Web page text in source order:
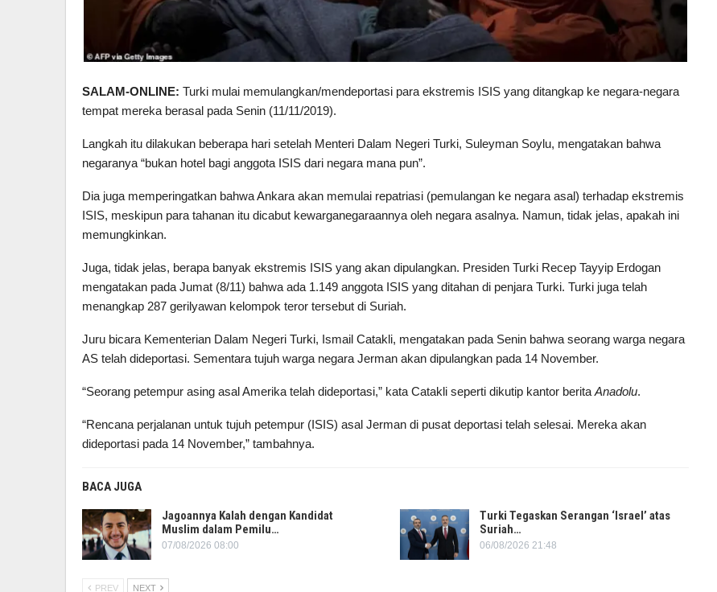
SALAM-ONLINE: Turki mulai memulangkan/mendeportasi para ekstremis ISIS yang ditangkap ke negara-negara
tempat mereka berasal pada Senin (11/11/2019).
Langkah itu dilakukan beberapa hari setelah Menteri Dalam Negeri Turki, Suleyman Soylu, mengatakan bahwa
negaranya “bukan hotel bagi anggota ISIS dari negara mana pun”.
Dia juga memperingatkan bahwa Ankara akan memulai repatriasi (pemulangan ke negara asal) terhadap ekstremis
ISIS, meskipun para tahanan itu dicabut kewarganegaraannya oleh negara asalnya. Namun, tidak jelas, apakah ini
memungkinkan.
Juga, tidak jelas, berapa banyak ekstremis ISIS yang akan dipulangkan. Presiden Turki Recep Tayyip Erdogan
mengatakan pada Jumat (8/11) bahwa ada 1.149 anggota ISIS yang ditahan di penjara Turki. Turki juga telah
menangkap 287 gerilyawan kelompok teror tersebut di Suriah.
Juru bicara Kementerian Dalam Negeri Turki, Ismail Catakli, mengatakan pada Senin bahwa seorang warga negara
AS telah dideportasi. Sementara tujuh warga negara Jerman akan dipulangkan pada 14 November.
“Seorang petempur asing asal Amerika telah dideportasi,” kata Catakli seperti dikutip kantor berita Anadolu.
“Rencana perjalanan untuk tujuh petempur (ISIS) asal Jerman di pusat deportasi telah selesai. Mereka akan
dideportasi pada 14 November,” tambahnya.
BACA JUGA
Jagoannya Kalah dengan Kandidat
Muslim dalam Pemilu…
07/08/2026 08:00
Turki Tegaskan Serangan ‘Israel’ atas
Suriah…
06/08/2026 21:48
PREV NEXT